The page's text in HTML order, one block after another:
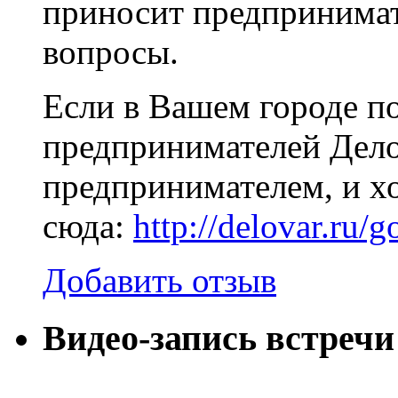
приносит
вопросы.
Если в Вашем городе
предпринимателей
предпринимателем, и
сюда: http://delovar.ru/
Добавить отзыв
Видео-запись